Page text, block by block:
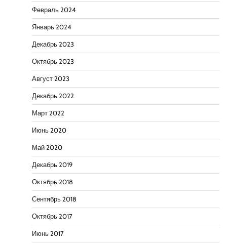
Февраль 2024
Январь 2024
Декабрь 2023
Октябрь 2023
Август 2023
Декабрь 2022
Март 2022
Июнь 2020
Май 2020
Декабрь 2019
Октябрь 2018
Сентябрь 2018
Октябрь 2017
Июнь 2017